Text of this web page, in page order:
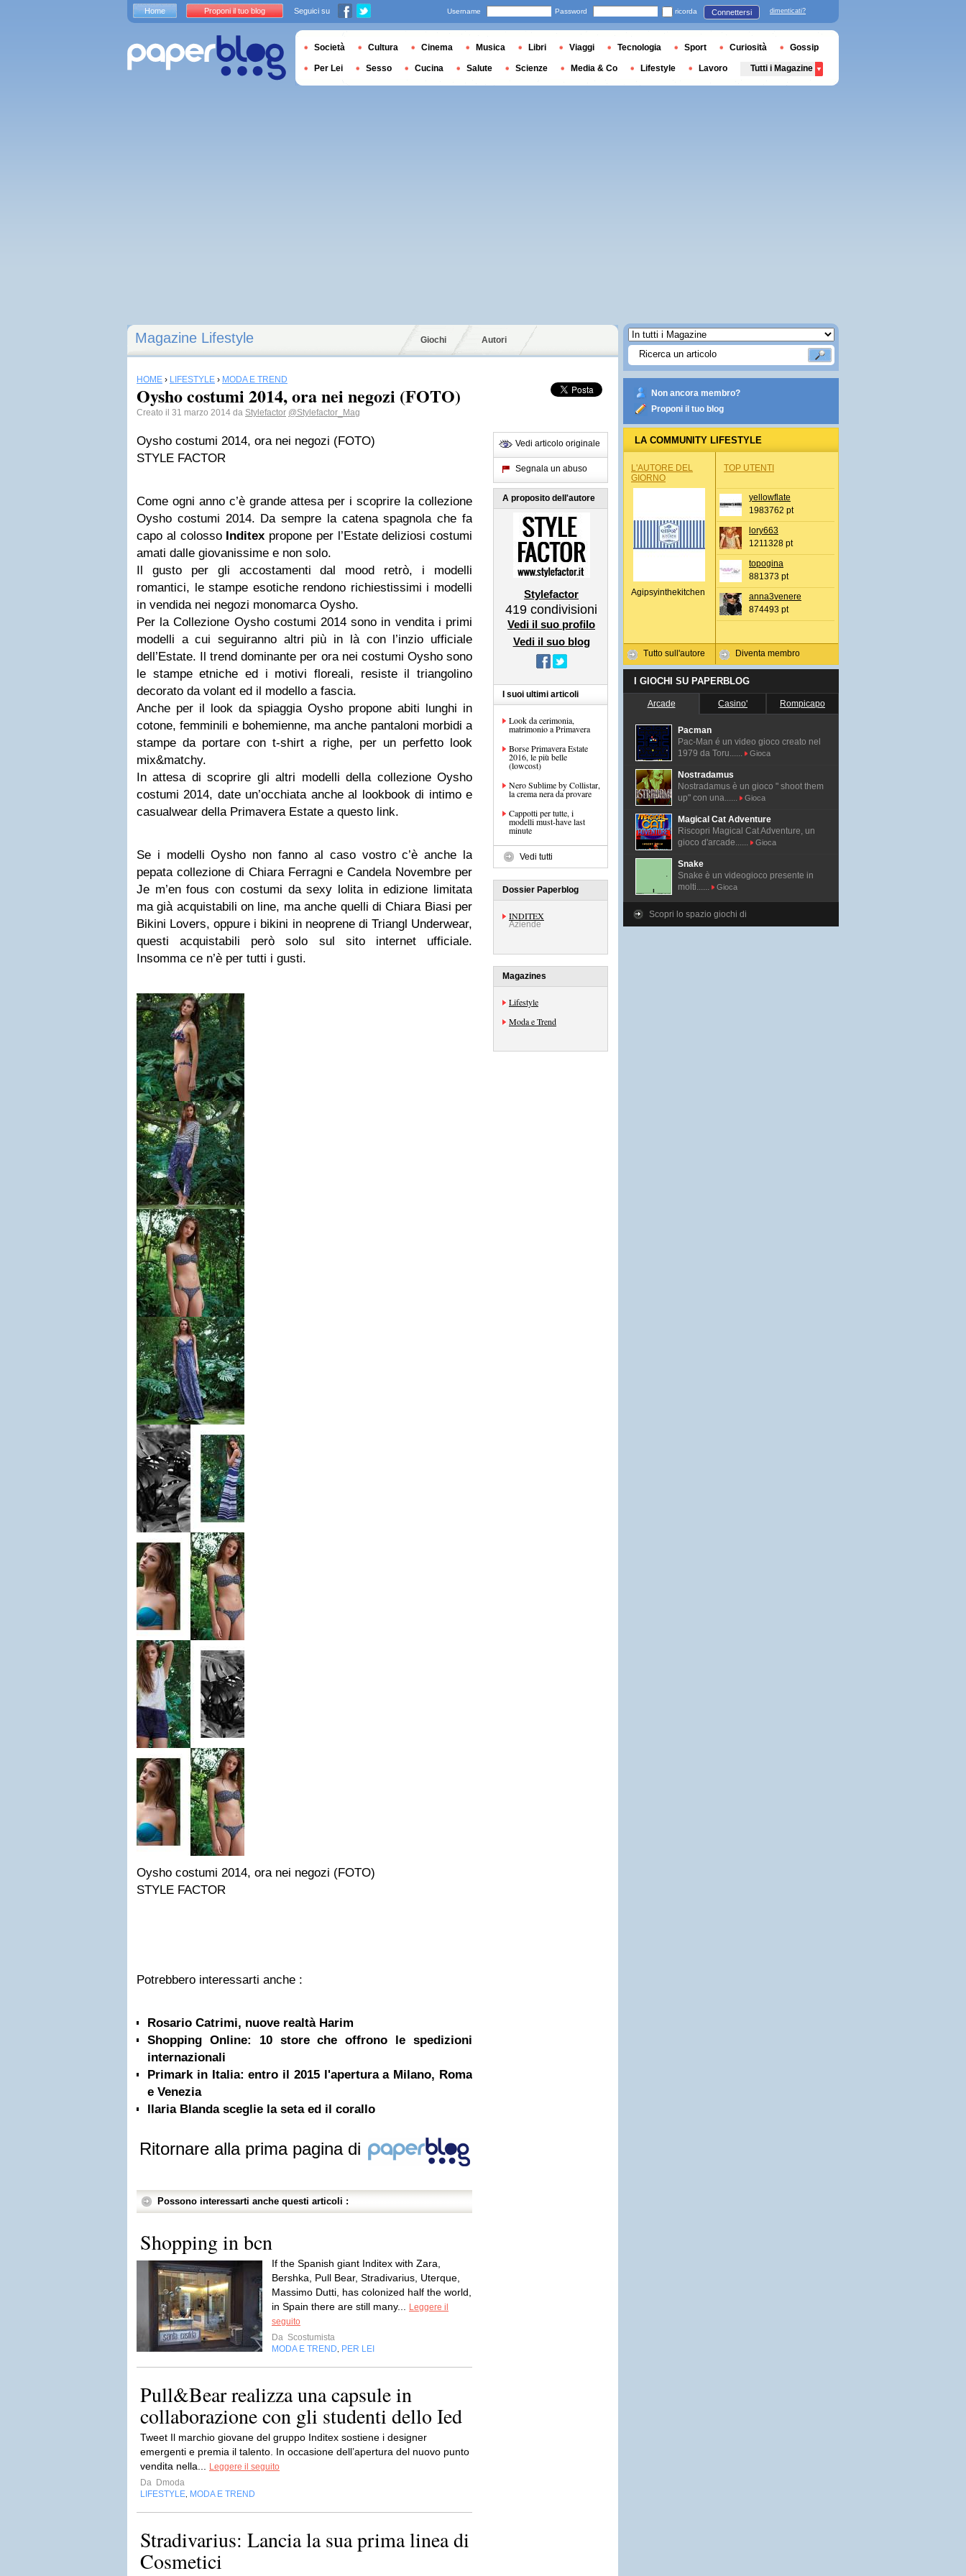
Magazine Lifestyle Giochi Autori
HOME › LIFESTYLE › MODA E TREND
Oysho costumi 2014, ora nei negozi (FOTO)
Creato il 31 marzo 2014 da Stylefactor @Stylefactor_Mag
Oysho costumi 2014, ora nei negozi (FOTO)
STYLE FACTOR
Come ogni anno c’è grande attesa per i scoprire la collezione
Oysho costumi 2014. Da sempre la catena spagnola che fa
capo al colosso Inditex propone per l’Estate deliziosi costumi
amati dalle giovanissime e non solo.
Il gusto per gli accostamenti dal mood retrò, i modelli
romantici, le stampe esotiche rendono richiestissimi i modelli
in vendida nei negozi monomarca Oysho.
Per la Collezione Oysho costumi 2014 sono in vendita i primi
modelli a cui seguiranno altri più in là con l’inzio ufficiale
dell’Estate. Il trend dominante per ora nei costumi Oysho sono
le stampe etniche ed i motivi floreali, resiste il triangolino
decorato da volant ed il modello a fascia.
Anche per il look da spiaggia Oysho propone abiti lunghi in
cotone, femminili e bohemienne, ma anche pantaloni morbidi a
stampe da portare con t-shirt a righe, per un perfetto look
mix&matchy.
In attesa di scoprire gli altri modelli della collezione Oysho
costumi 2014, date un’occhiata anche al lookbook di intimo e
casualwear della Primavera Estate a questo link.
Se i modelli Oysho non fanno al caso vostro c’è anche la
pepata collezione di Chiara Ferragni e Candela Novembre per
Je m’en fous con costumi da sexy lolita in edizione limitata
ma già acquistabili on line, ma anche quelli di Chiara Biasi per
Bikini Lovers, oppure i bikini in neoprene di Triangl Underwear,
questi acquistabili però solo sul sito internet ufficiale.
Insomma ce n’è per tutti i gusti.
Oysho costumi 2014, ora nei negozi (FOTO)
STYLE FACTOR
Potrebbero interessarti anche :
Rosario Catrimi, nuove realtà Harim
Shopping Online: 10 store che offrono le spedizioni
internazionali
Primark in Italia: entro il 2015 l'apertura a Milano, Roma
e Venezia
Ilaria Blanda sceglie la seta ed il corallo
Ritornare alla prima pagina di
Possono interessarti anche questi articoli :
Shopping in bcn
If the Spanish giant Inditex with Zara,
Bershka, Pull Bear, Stradivarius, Uterque,
Massimo Dutti, has colonized half the world,
in Spain there are still many...
Leggere il
seguito
Da Scostumista
MODA E TREND
PER LEI
Pull&Bear realizza una capsule in
collaborazione con gli studenti dello Ied
Tweet Il marchio giovane del gruppo Inditex sostiene i designer
emergenti e premia il talento. In occasione dell’apertura del nuovo punto
vendita nella...
Leggere il seguito
Da Dmoda
LIFESTYLE MODA E TREND
Stradivarius: Lancia la sua prima linea di
Cosmetici
Vedi articolo originale
Segnala un abuso
A proposito dell'autore
Stylefactor
419 condivisioni
Vedi il suo profilo
Vedi il suo blog
I suoi ultimi articoli
Look da cerimonia,
matrimonio a Primavera
Borse Primavera Estate
2016, le più belle
(lowcost)
Nero Sublime by Collistar,
la crema nera da provare
Cappotti per tutte, i
modelli must-have last
minute
Vedi tutti
Dossier Paperblog
INDITEX
Aziende
Magazines
Lifestyle
Moda e Trend
Non ancora membro?
Proponi il tuo blog
LA COMMUNITY LIFESTYLE
L'AUTORE DEL
GIORNO
Agipsyinthekitchen
Tutto sull'autore
TOP UTENTI
yellowflate
1983762 pt
lory663
1211328 pt
topogina
881373 pt
anna3venere
874493 pt
Diventa membro
I GIOCHI SU PAPERBLOG
Arcade Casino' Rompicapo
Pacman
Pac-Man é un video gioco creato nel
1979 da Toru......
Gioca
Nostradamus
Nostradamus è un gioco " shoot them
up" con una......
Gioca
Magical Cat Adventure
Riscopri Magical Cat Adventure, un
gioco d'arcade......
Gioca
Snake
Snake è un videogioco presente in
molti......
Gioca
Scopri lo spazio giochi di
Home Proponi il tuo blog Seguici su Username Password ricorda Connettersi dimenticati?
Società Cultura Cinema Musica Libri Viaggi Tecnologia Sport Curiosità Gossip
Per Lei Sesso Cucina Salute Scienze Media & Co Lifestyle Lavoro Tutti i Magazine